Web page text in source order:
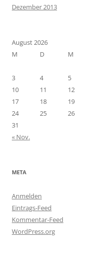
Dezember 2013
August 2026
M
D M
3
4 5
10
11 12
17
18 19
24
25 26
31
« Nov.
META
Anmelden
Eintrags-Feed
Kommentar-Feed
WordPress.org